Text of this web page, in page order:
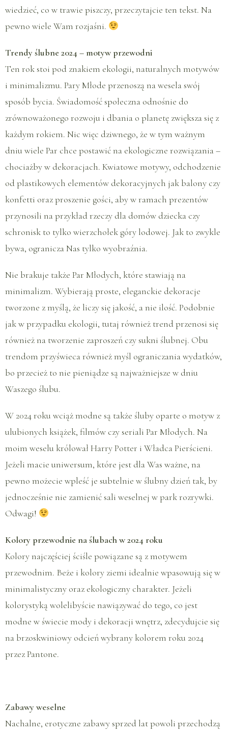
wiedzieć, co w trawie piszczy, przeczytajcie ten tekst. Na
pewno wiele Wam rozjaśni.
Trendy ślubne 2024 – motyw przewodni
Ten rok stoi pod znakiem ekologii, naturalnych motywów
i minimalizmu. Pary Młode przenoszą na wesela swój
sposób bycia. Świadomość społeczna odnośnie do
zrównoważonego rozwoju i dbania o planetę zwiększa się z
każdym rokiem. Nic więc dziwnego, że w tym ważnym
dniu wiele Par chce postawić na ekologiczne rozwiązania –
chociażby w dekoracjach. Kwiatowe motywy, odchodzenie
od plastikowych elementów dekoracyjnych jak balony czy
konfetti oraz proszenie gości, aby w ramach prezentów
przynosili na przykład rzeczy dla domów dziecka czy
schronisk to tylko wierzchołek góry lodowej. Jak to zwykle
bywa, ogranicza Nas tylko wyobraźnia.
Nie brakuje także Par Młodych, które stawiają na
minimalizm. Wybierają proste, eleganckie dekoracje
tworzone z myślą, że liczy się jakość, a nie ilość. Podobnie
jak w przypadku ekologii, tutaj również trend przenosi się
również na tworzenie zaproszeń czy sukni ślubnej. Obu
trendom przyświeca również myśl ograniczania wydatków,
bo przecież to nie pieniądze są najważniejsze w dniu
Waszego ślubu.
W 2024 roku wciąż modne są także śluby oparte o motyw z
ulubionych książek, filmów czy seriali Par Młodych. Na
moim weselu królował Harry Potter i Władca Pierścieni.
Jeżeli macie uniwersum, które jest dla Was ważne, na
pewno możecie wpleść je subtelnie w ślubny dzień tak, by
jednocześnie nie zamienić sali weselnej w park rozrywki.
Odwagi!
Kolory przewodnie na ślubach w 2024 roku
Kolory najczęściej ściśle powiązane są z motywem
przewodnim. Beże i kolory ziemi idealnie wpasowują się w
minimalistyczny oraz ekologiczny charakter. Jeżeli
kolorystyką wolelibyście nawiązywać do tego, co jest
modne w świecie mody i dekoracji wnętrz, zdecydujcie się
na brzoskwiniowy odcień wybrany kolorem roku 2024
przez Pantone.
Zabawy weselne
Nachalne, erotyczne zabawy sprzed lat powoli przechodzą